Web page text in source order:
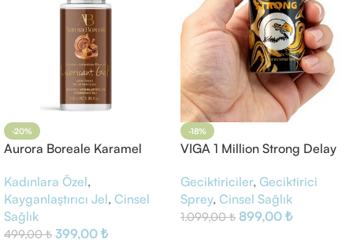
-20%
Aurora Boreale Karamel
Kadınlara Özel,
Kayganlaştırıcı Jel, Cinsel
Sağlık
499,00₺ 399,00 ₺
-18%
VIGA 1 Million Strong Delay
Geciktiriciler, Geciktirici
Sprey, Cinsel Sağlık
1.099,00₺ 899,00 ₺